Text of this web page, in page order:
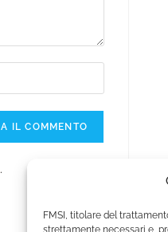
FMSI, titolare del
strettamente necessari e,
.